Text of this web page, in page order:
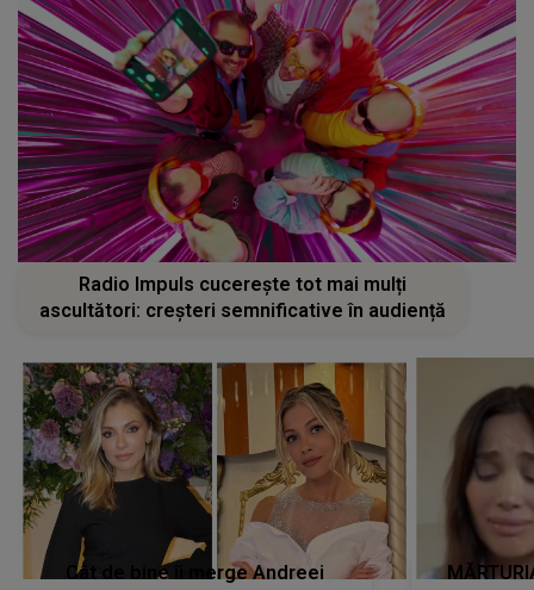
Radio Impuls cucerește tot mai mulți
ascultători: creșteri semnificative în audiență
Cât de bine îi merge Andreei